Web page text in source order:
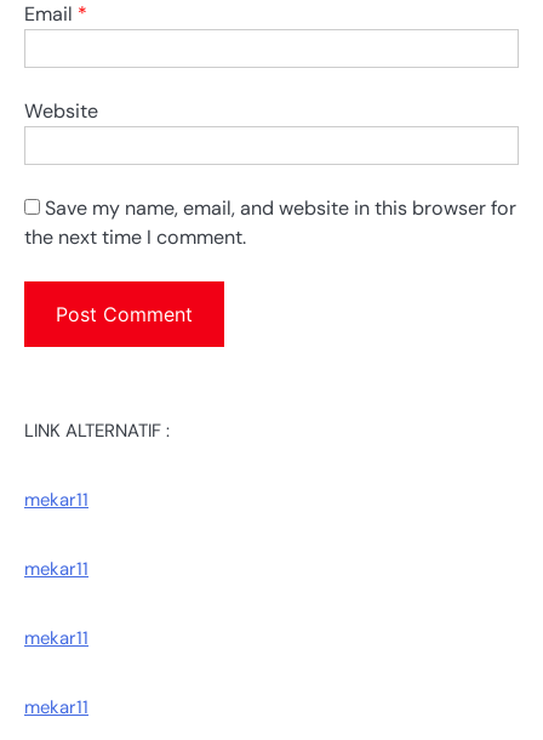
Email *
Website
Save my name, email, and website in this browser for
the next time I comment.
LINK ALTERNATIF :
mekar11
mekar11
mekar11
mekar11